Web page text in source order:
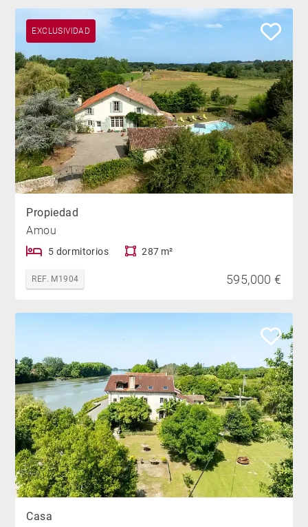
EXCLUSIVIDAD
Propiedad
Amou
5 dormitorios 287 m²
REF. M1904 595,000 €
Casa